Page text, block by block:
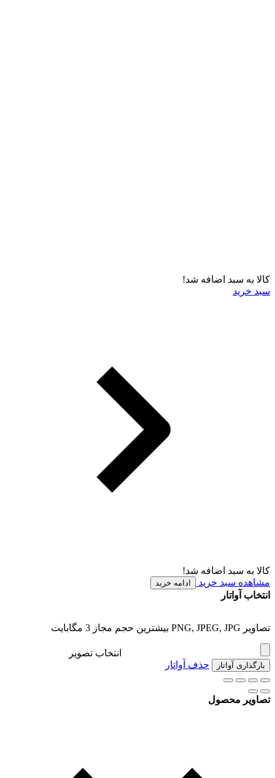
کالا به سبد اضافه شد!
سبد خرید
کالا به سبد اضافه شد!
مشاهده سبد خرید
ادامه خرید
انتخاب آواتار
تصاویر PNG, JPEG, JPG بیشترین حجم مجاز 3 مگابایت
انتخاب تصویر
بارگذاری آواتار حذف آواتار
تصاویر محصول